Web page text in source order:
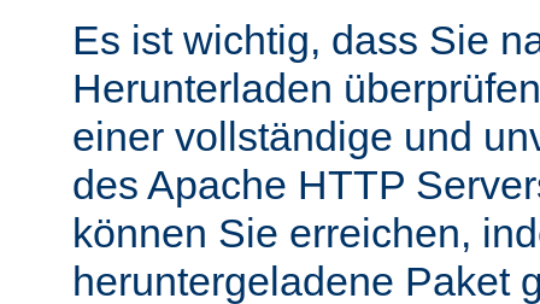
Es ist wichtig, dass Sie
Herunterladen
einer vollständige und
des Apache HTTP
können Sie erreichen,
heruntergeladene Paket